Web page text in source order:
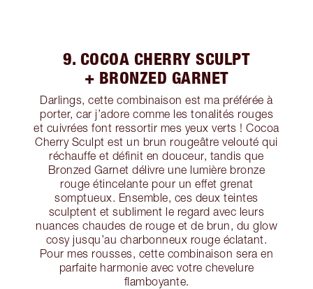
9. COCOA CHERRY SCULPT
+ BRONZED GARNET
Darlings, cette combinaison est ma préférée à
porter, car j’adore comme les tonalités rouges
et cuivrées font ressortir mes yeux verts ! Cocoa
Cherry Sculpt est un brun rougeâtre velouté qui
réchauffe et définit en douceur, tandis que
Bronzed Garnet délivre une lumière bronze
rouge étincelante pour un effet grenat
somptueux. Ensemble, ces deux teintes
sculptent et subliment le regard avec leurs
nuances chaudes de rouge et de brun, du glow
cosy jusqu’au charbonneux rouge éclatant.
Pour mes rousses, cette combinaison sera en
parfaite harmonie avec votre chevelure
flamboyante.